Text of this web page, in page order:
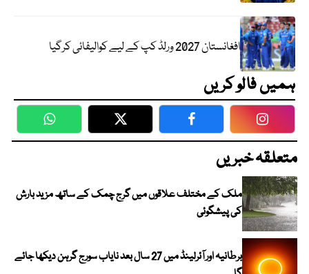
افغانستان 2027 ورلڈ کپ کے لیے کوالیفائی کرگیا
ہمیں فالو کریں
WhatsApp Twitter Facebook
متعلقہ خبریں
ملک کے مختلف علاقوں میں گرج چمک کے ساتھ مزید بارش
کی پیشگوئی
برطانیہ اور آئرلینڈ میں 27 سال بعد نایاب سورج گرہن دیکھا جائے